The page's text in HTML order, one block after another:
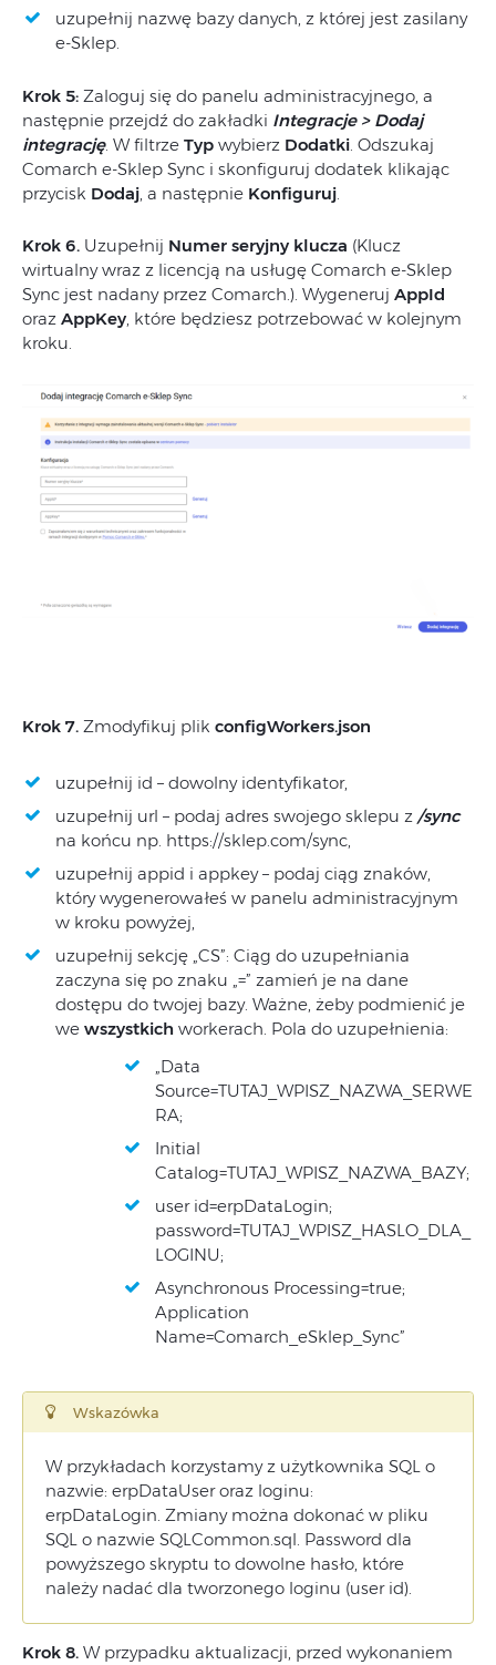
uzupełnij nazwę bazy danych, z której jest zasilany
e-Sklep.
Krok 5: Zaloguj się do panelu administracyjnego, a
następnie przejdź do zakładki Integracje > Dodaj
integrację. W filtrze Typ wybierz Dodatki. Odszukaj
Comarch e-Sklep Sync i skonfiguruj dodatek klikając
przycisk Dodaj, a następnie Konfiguruj.
Krok 6. Uzupełnij Numer seryjny klucza (Klucz
wirtualny wraz z licencją na usługę Comarch e-Sklep
Sync jest nadany przez Comarch.). Wygeneruj AppId
oraz AppKey, które będziesz potrzebować w kolejnym
kroku.
Krok 7. Zmodyfikuj plik configWorkers.json
uzupełnij id – dowolny identyfikator,
uzupełnij url – podaj adres swojego sklepu z /sync
na końcu np. https://sklep.com/sync,
uzupełnij appid i appkey – podaj ciąg znaków,
który wygenerowałeś w panelu administracyjnym
w kroku powyżej,
uzupełnij sekcję „CS”: Ciąg do uzupełniania
zaczyna się po znaku „=” zamień je na dane
dostępu do twojej bazy. Ważne, żeby podmienić je
we wszystkich workerach. Pola do uzupełnienia:
„Data
Source=TUTAJ_WPISZ_NAZWA_SERWE
RA;
Initial
Catalog=TUTAJ_WPISZ_NAZWA_BAZY;
user id=erpDataLogin;
password=TUTAJ_WPISZ_HASLO_DLA_
LOGINU;
Asynchronous Processing=true;
Application
Name=Comarch_eSklep_Sync”
Wskazówka
W przykładach korzystamy z użytkownika SQL o
nazwie: erpDataUser oraz loginu:
erpDataLogin. Zmiany można dokonać w pliku
SQL o nazwie SQLCommon.sql. Password dla
powyższego skryptu to dowolne hasło, które
należy nadać dla tworzonego loginu (user id).
Krok 8. W przypadku aktualizacji, przed wykonaniem